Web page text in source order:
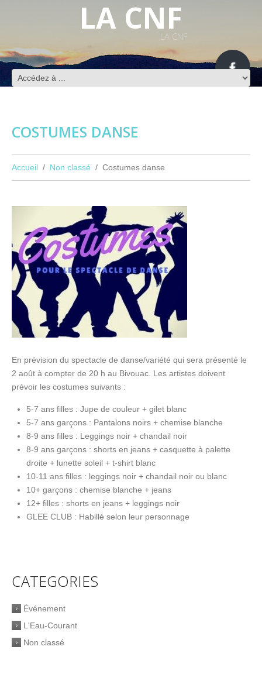
LA CNF
LA CNF
COSTUMES DANSE
Accueil Non classé Costumes danse
En prévision du spectacle de danse/variété qui sera présenté le
2 août à compter de 20 h au Bivouac. Les artistes doivent
prévoir les costumes suivants :
5-7 ans filles : Jupe de couleur + gilet blanc
5-7 ans garçons : Pantalons noirs + chemise blanche
8-9 ans filles : Leggings noir + chandail noir
8-9 ans garçons : shorts en jeans + casquette à palette
droite + lunette soleil + t-shirt blanc
10-11 ans filles : leggings noir + chandail noir ou blanc
10+ garçons : chemise blanche + jeans
12+ filles : shorts en jeans + leggings noir
GLEE CLUB : Habillé selon leur personnage
CATEGORIES
Événement
L'Eau-Courant
Non classé